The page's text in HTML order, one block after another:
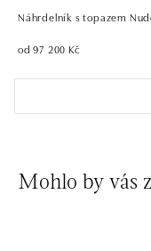
Náhrdelník s topazem
od 97 200 Kč
Mohlo by vás